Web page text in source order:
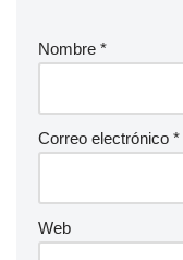
Nombre *
Correo electrónico *
Web